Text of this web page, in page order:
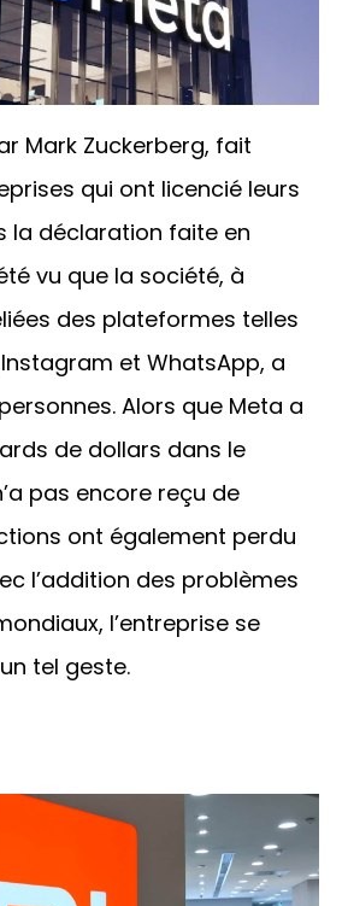
Mark Zuckerberg, fait
qui ont licencié leurs
la déclaration faite en
vu que la société, à
des plateformes telles
et WhatsApp, a
Alors que Meta a
de dollars dans le
pas encore reçu de
ont également perdu
l’addition des problèmes
l’entreprise se
tel geste.